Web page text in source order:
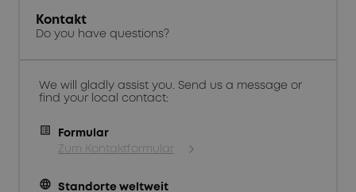
Kontakt
Do you have questions?
We will gladly assist you. Send us a message or
find your local contact:
Formular
Zum Kontaktformular
language
Standorte weltweit